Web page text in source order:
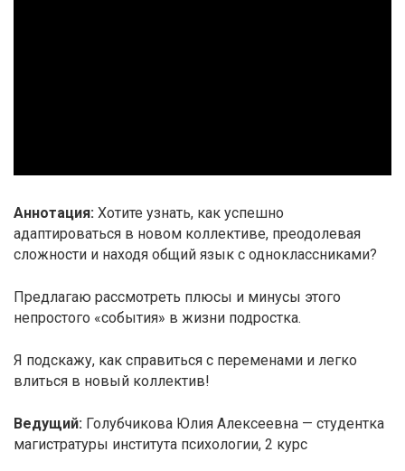
Аннотация: Хотите узнать, как успешно
адаптироваться в новом коллективе, преодолевая
сложности и находя общий язык с одноклассниками?
Предлагаю рассмотреть плюсы и минусы этого
непростого «события» в жизни подростка.
Я подскажу, как справиться с переменами и легко
влиться в новый коллектив!
Ведущий: Голубчикова Юлия Алексеевна — студентка
магистратуры института психологии, 2 курс